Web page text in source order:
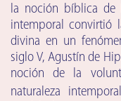
la noción bíblica de
intemporal convirtió
divina en un
siglo V, Agustín de
noción de la
naturaleza